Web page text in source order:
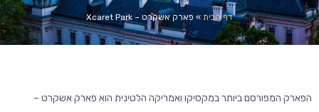
דף הבית » פארק אשקרט – Xcaret Park
הפארק המפורסם ביותר במקסיקו ואמריקה הלטינית הוא פארק אשקרט –